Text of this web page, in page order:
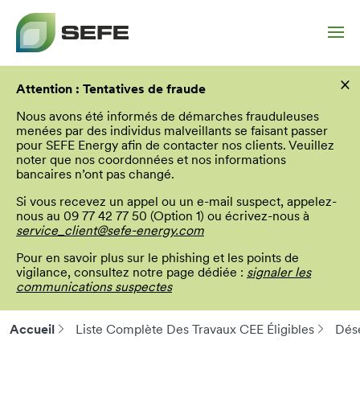
principal
Attention : Tentatives de fraude
Nous avons été informés de démarches frauduleuses
menées par des individus malveillants se faisant passer
pour SEFE Energy afin de contacter nos clients. Veuillez
noter que nos coordonnées et nos informations
bancaires n’ont pas changé.
Si vous recevez un appel ou un e-mail suspect, appelez-
nous au 09 77 42 77 50 (Option 1) ou écrivez-nous à
service_client@sefe-energy.com
Pour en savoir plus sur le phishing et les points de
vigilance, consultez notre page dédiée : signaler les
communications suspectes
×
Accueil Liste Complète Des Travaux CEE Éligibles